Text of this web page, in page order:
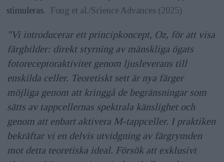
stimuleras.
Fong et al./Science Advances (2025)
"Vi introducerar ett principkoncept, Oz, för att visa
färgbilder: direkt styrning av mänskliga ögats
fotoreceptoraktivitet genom ljusleverans till
enskilda celler. Teoretiskt sett är nya färger
möjliga genom att kringgå de begränsningar som
sätts av tappcellernas spektrala känslighet och
genom att enbart aktivera M-tappceller. I praktiken
bekräftar vi en delvis utvidgning av färgrymden
mot detta teoretiska ideal. Försök att exklusivt